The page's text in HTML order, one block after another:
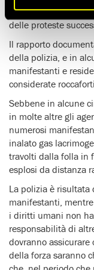
potrebbe arrivare a
delle proteste
Il rapporto
della polizia, e in
manifestanti e
considerate
Sebbene in alcune
in molte altre gli
numerosi
inalato gas
travolti dalla folla in
esplosi da distanza
La polizia è
manifestanti,
i diritti umani non
responsabilità di
dovranno
della forza saranno